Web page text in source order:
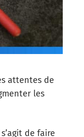
attentes de
les
de faire